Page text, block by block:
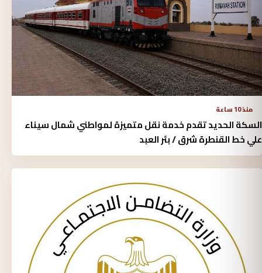
منذ 10 ساعة
السكة الحديد تقدم خدمة نقل متميزة لمواطني شمال سيناء
علي خط القنطرة شرق / بئر العبد